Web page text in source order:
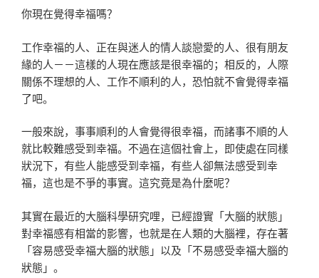
你現在覺得幸福嗎？
工作幸福的人、正在與迷人的情人談戀愛的人、很有朋友
緣的人－－這樣的人現在應該是很幸福的；相反的，人際
關係不理想的人、工作不順利的人，恐怕就不會覺得幸福
了吧。
一般來說，事事順利的人會覺得很幸福，而諸事不順的人
就比較難感受到幸福。不過在這個社會上，即使處在同樣
狀況下，有些人能感受到幸福，有些人卻無法感受到幸
福，這也是不爭的事實。這究竟是為什麼呢？
其實在最近的大腦科學研究哩，已經證實「大腦的狀態」
對幸福感有相當的影響，也就是在人類的大腦裡，存在著
「容易感受幸福大腦的狀態」以及「不易感受幸福大腦的
狀態」。